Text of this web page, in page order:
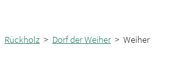
Rückholz > Dorf der Weiher > Weiher